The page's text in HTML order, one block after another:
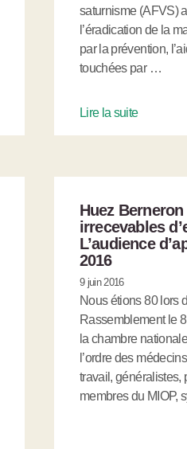
saturnisme (AFVS)
l’éradication de la
par la prévention,
touchées par …
Lire la suite
Huez
irrecevables
L’audience
2016
9 juin 2016
Nous étions 80 lors
Rassemblement le
la chambre
l’ordre des
travail, généralistes,
membres du MIOP,